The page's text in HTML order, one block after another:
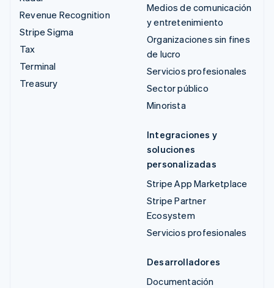
Revenue Recognition
Stripe Sigma
Tax
Terminal
Treasury
Medios de comunicación
y entretenimiento
Organizaciones sin fines
de lucro
Servicios profesionales
Sector público
Minorista
Integraciones y
soluciones
personalizadas
Stripe App Marketplace
Stripe Partner
Ecosystem
Servicios profesionales
Desarrolladores
Documentación